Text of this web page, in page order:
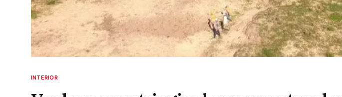
INTERIOR